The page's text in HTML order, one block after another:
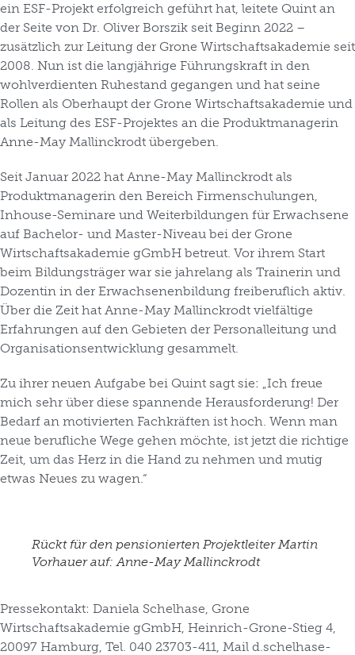
ein ESF-Projekt erfolgreich geführt hat, leitete Quint an
der Seite von Dr. Oliver Borszik seit Beginn 2022 –
zusätzlich zur Leitung der Grone Wirtschaftsakademie seit
2008. Nun ist die langjährige Führungskraft in den
wohlverdienten Ruhestand gegangen und hat seine
Rollen als Oberhaupt der Grone Wirtschaftsakademie und
als Leitung des ESF-Projektes an die Produktmanagerin
Anne-May Mallinckrodt übergeben.
Seit Januar 2022 hat Anne-May Mallinckrodt als
Produktmanagerin den Bereich Firmenschulungen,
Inhouse-Seminare und Weiterbildungen für Erwachsene
auf Bachelor- und Master-Niveau bei der Grone
Wirtschaftsakademie gGmbH betreut. Vor ihrem Start
beim Bildungsträger war sie jahrelang als Trainerin und
Dozentin in der Erwachsenenbildung freiberuflich aktiv.
Über die Zeit hat Anne-May Mallinckrodt vielfältige
Erfahrungen auf den Gebieten der Personalleitung und
Organisationsentwicklung gesammelt.
Zu ihrer neuen Aufgabe bei Quint sagt sie: „Ich freue
mich sehr über diese spannende Herausforderung! Der
Bedarf an motivierten Fachkräften ist hoch. Wenn man
neue berufliche Wege gehen möchte, ist jetzt die richtige
Zeit, um das Herz in die Hand zu nehmen und mutig
etwas Neues zu wagen.“
Rückt für den pensionierten Projektleiter Martin
Vorhauer auf: Anne-May Mallinckrodt
Pressekontakt: Daniela Schelhase, Grone
Wirtschaftsakademie gGmbH, Heinrich-Grone-Stieg 4,
20097 Hamburg, Tel. 040 23703-411, Mail d.schelhase-